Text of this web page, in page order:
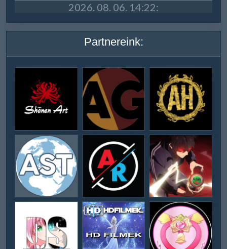
Partnereink: